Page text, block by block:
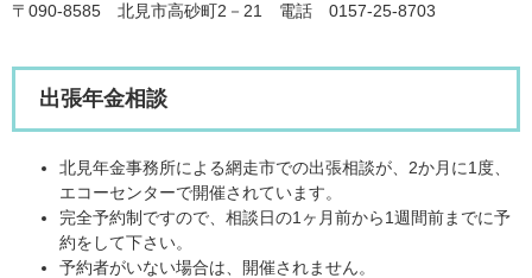
〒090-8585 北見市高砂町2－21 電話 0157-25-8703
出張年金相談
北見年金事務所による網走市での出張相談が、2か月に1度、
エコーセンターで開催されています。
完全予約制ですので、相談日の1ヶ月前から1週間前までに予
約をして下さい。
予約者がいない場合は、開催されません。